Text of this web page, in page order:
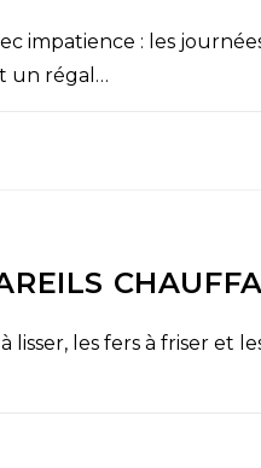
impatience : les
un régal…
lisser, les fers à friser